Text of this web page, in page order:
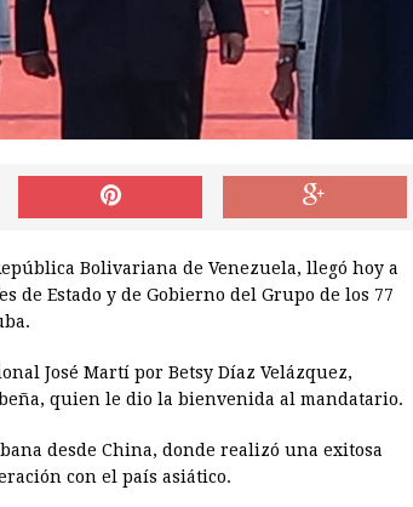
Bolivariana de Venezuela, llegó hoy a
de Estado y de Gobierno del Grupo de los 77
José Martí por Betsy Díaz Velázquez,
quien le dio la bienvenida al mandatario.
desde China, donde realizó una exitosa
con el país asiático.